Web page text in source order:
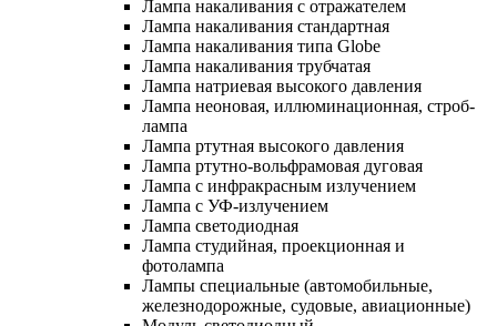
Лампа накаливания с отражателем
Лампа накаливания стандартная
Лампа накаливания типа Globe
Лампа накаливания трубчатая
Лампа натриевая высокого давления
Лампа неоновая, иллюминационная, строб-
лампа
Лампа ртутная высокого давления
Лампа ртутно-вольфрамовая дуговая
Лампа с инфракрасным излучением
Лампа с УФ-излучением
Лампа светодиодная
Лампа студийная, проекционная и
фотолампа
Лампы специальные (автомобильные,
железнодорожные, судовые, авиационные)